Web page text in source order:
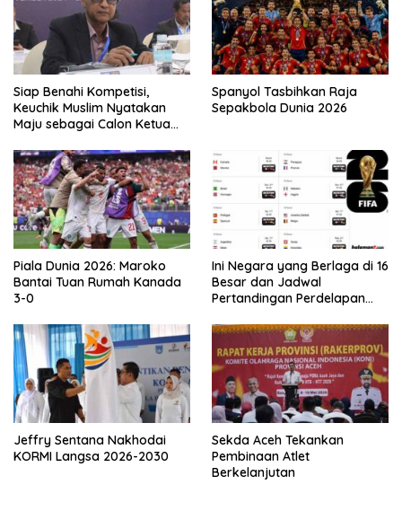
Siap Benahi Kompetisi,
Keuchik Muslim Nyatakan
Maju sebagai Calon Ketua
Spanyol Tasbihkan Raja
Sepakbola Dunia 2026
Piala Dunia 2026: Maroko
Bantai Tuan Rumah Kanada
3-0
Ini Negara yang Berlaga di 16
Besar dan Jadwal
Pertandingan Perdelapan
Jeffry Sentana Nakhodai
KORMI Langsa 2026-2030
Sekda Aceh Tekankan
Pembinaan Atlet
Berkelanjutan